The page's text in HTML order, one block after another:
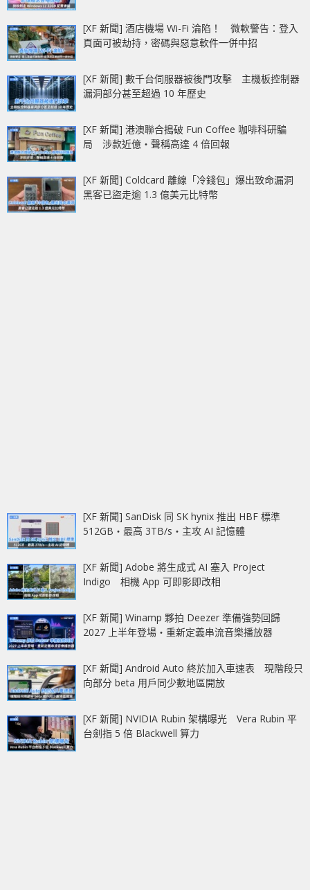
[XF 新聞] 酒店機場 Wi-Fi 淪陷！ 微軟警告：登入
頁面可被劫持，密碼與惡意軟件一併中招
[XF 新聞] 數千台伺服器被後門攻擊 主機板控制器
漏洞部分甚至超過 10 年歷史
[XF 新聞] 港澳聯合搗破 Fun Coffee 咖啡科研騙
局 涉款近億‧聲稱高達 4 倍回報
[XF 新聞] Coldcard 離線「冷錢包」爆出致命漏洞
黑客已盜走逾 1.3 億美元比特幣
[XF 新聞] SanDisk 同 SK hynix 推出 HBF 標準
512GB‧最高 3TB/s‧主攻 AI 記憶體
[XF 新聞] Adobe 將生成式 AI 塞入 Project
Indigo 相機 App 可即影即改相
[XF 新聞] Winamp 夥拍 Deezer 準備強勢回歸
2027 上半年登場‧重新定義串流音樂播放器
[XF 新聞] Android Auto 終於加入車速表 現階段只
向部分 beta 用戶同少數地區開放
[XF 新聞] NVIDIA Rubin 架構曝光 Vera Rubin 平
台劍指 5 倍 Blackwell 算力